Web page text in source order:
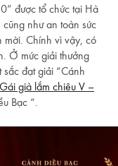
được tổ chức tại Hà
như an toàn sức
mời. Chính vì vậy, có
Ở mức giải thưởng
đạt giải “Cánh
Gái già lắm chiêu V –
Bạc “.